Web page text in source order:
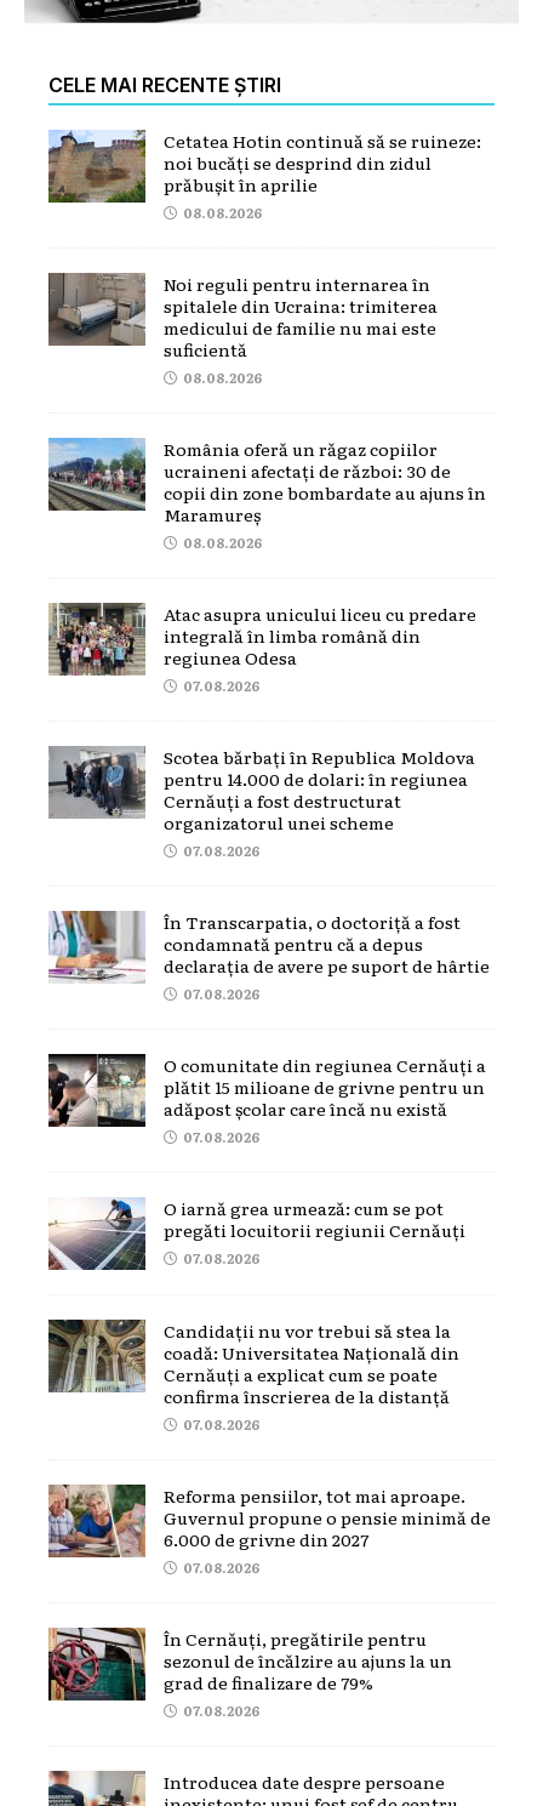
CELE MAI RECENTE ȘTIRI
Cetatea Hotin continuă să se ruineze:
noi bucăți se desprind din zidul
prăbușit în aprilie
08.08.2026
Noi reguli pentru internarea în
spitalele din Ucraina: trimiterea
medicului de familie nu mai este
suficientă
08.08.2026
România oferă un răgaz copiilor
ucraineni afectați de război: 30 de
copii din zone bombardate au ajuns în
Maramureș
08.08.2026
Atac asupra unicului liceu cu predare
integrală în limba română din
regiunea Odesa
07.08.2026
Scotea bărbați în Republica Moldova
pentru 14.000 de dolari: în regiunea
Cernăuți a fost destructurat
organizatorul unei scheme
07.08.2026
În Transcarpatia, o doctoriță a fost
condamnată pentru că a depus
declarația de avere pe suport de hârtie
07.08.2026
O comunitate din regiunea Cernăuți a
plătit 15 milioane de grivne pentru un
adăpost școlar care încă nu există
07.08.2026
O iarnă grea urmează: cum se pot
pregăti locuitorii regiunii Cernăuți
07.08.2026
Candidații nu vor trebui să stea la
coadă: Universitatea Națională din
Cernăuți a explicat cum se poate
confirma înscrierea de la distanță
07.08.2026
Reforma pensiilor, tot mai aproape.
Guvernul propune o pensie minimă de
6.000 de grivne din 2027
07.08.2026
În Cernăuți, pregătirile pentru
sezonul de încălzire au ajuns la un
grad de finalizare de 79%
07.08.2026
Introducea date despre persoane